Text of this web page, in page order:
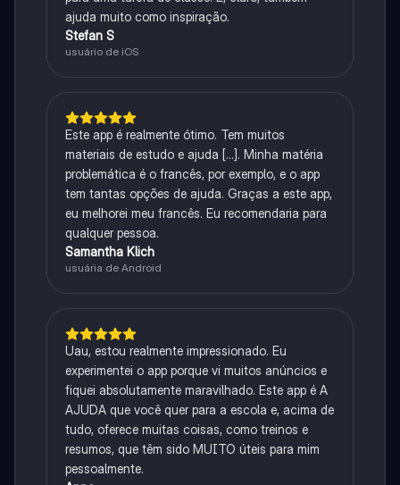
ajuda muito como inspiração.
Stefan S
usuário de iOS
Este app é realmente ótimo. Tem muitos
materiais de estudo e ajuda [...]. Minha matéria
problemática é o francês, por exemplo, e o app
tem tantas opções de ajuda. Graças a este app,
eu melhorei meu francês. Eu recomendaria para
qualquer pessoa.
Samantha Klich
usuária de Android
Uau, estou realmente impressionado. Eu
experimentei o app porque vi muitos anúncios e
fiquei absolutamente maravilhado. Este app é A
AJUDA que você quer para a escola e, acima de
tudo, oferece muitas coisas, como treinos e
resumos, que têm sido MUITO úteis para mim
pessoalmente.